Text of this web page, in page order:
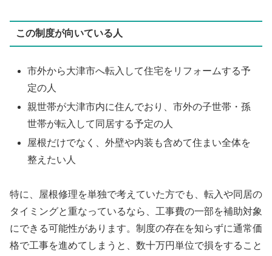
この制度が向いている人
市外から大津市へ転入して住宅をリフォームする予
定の人
親世帯が大津市内に住んでおり、市外の子世帯・孫
世帯が転入して同居する予定の人
屋根だけでなく、外壁や内装も含めて住まい全体を
整えたい人
特に、屋根修理を単独で考えていた方でも、転入や同居の
タイミングと重なっているなら、工事費の一部を補助対象
にできる可能性があります。制度の存在を知らずに通常価
格で工事を進めてしまうと、数十万円単位で損をすること